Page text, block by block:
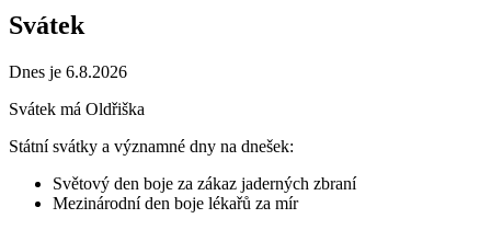
Svátek
Dnes je 6.8.2026
Svátek má Oldřiška
Státní svátky a významné dny na dnešek:
Světový den boje za zákaz jaderných zbraní
Mezinárodní den boje lékařů za mír